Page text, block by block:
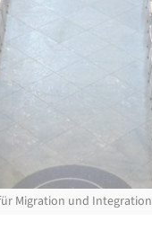
Migration und Integration